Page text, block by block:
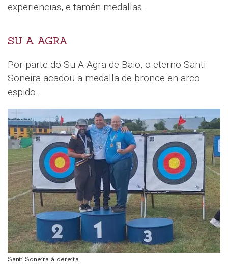
experiencias, e tamén medallas.
SU A AGRA
Por parte do Su A Agra de Baio, o eterno Santi
Soneira acadou a medalla de bronce en arco
espido.
Santi Soneira á dereita